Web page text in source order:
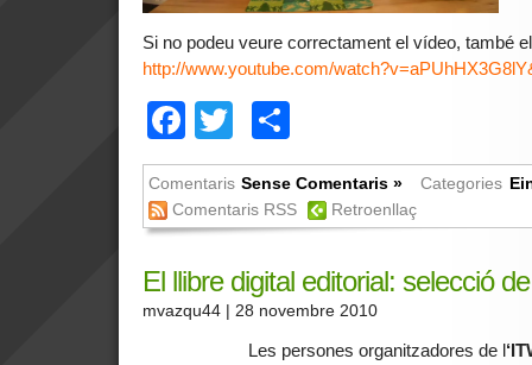
Si no podeu veure correctament el vídeo, també
http://www.youtube.com/
Facebook
Twitter
Comentaris Sense Comentaris » Categories
Comentaris RSS
Retroenllaç
El llibre digital editorial: selecció
mvazqu44 | 28 novembre 2010
Les persones organitzadores de l